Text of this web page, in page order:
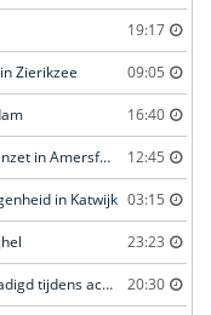
19:17
Zierikzee 09:05
16:40
Containerbrand leidt tot grote brandweer inzet in Amersfoort 12:45
in Katwijk 03:15
23:23
Agent gewond en politieauto zwaar beschadigd tijdens achtervolging in Uden 20:30